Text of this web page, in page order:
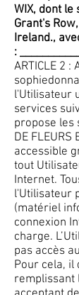
WIX, dont le
Grant's
Ireland.,
:
ARTICLE 2 :
l'Utilisateur
services
propose les
DE FLEURS
accessible
tout
Internet.
l'Utilisateur
(matériel
connexion
charge.
pas accès
Pour cela, il
remplissant